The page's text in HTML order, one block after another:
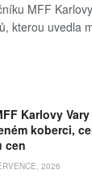
MFF
kterou uvedla
Karlovy
koberci,
cen
2026